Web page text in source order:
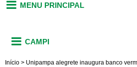
MENU PRINCIPAL
CAMPI
Início > Unipampa alegrete inaugura banco